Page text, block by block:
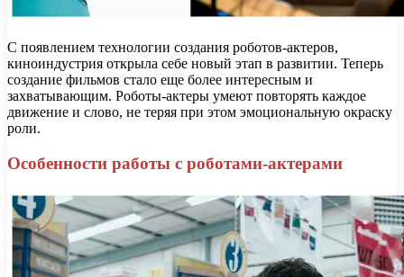
С появлением технологии создания роботов-актеров,
киноиндустрия открыла себе новый этап в развитии. Теперь
создание фильмов стало еще более интересным и
захватывающим. Роботы-актеры умеют повторять каждое
движение и слово, не теряя при этом эмоциональную окраску
роли.
Особенности работы с роботами-актерами